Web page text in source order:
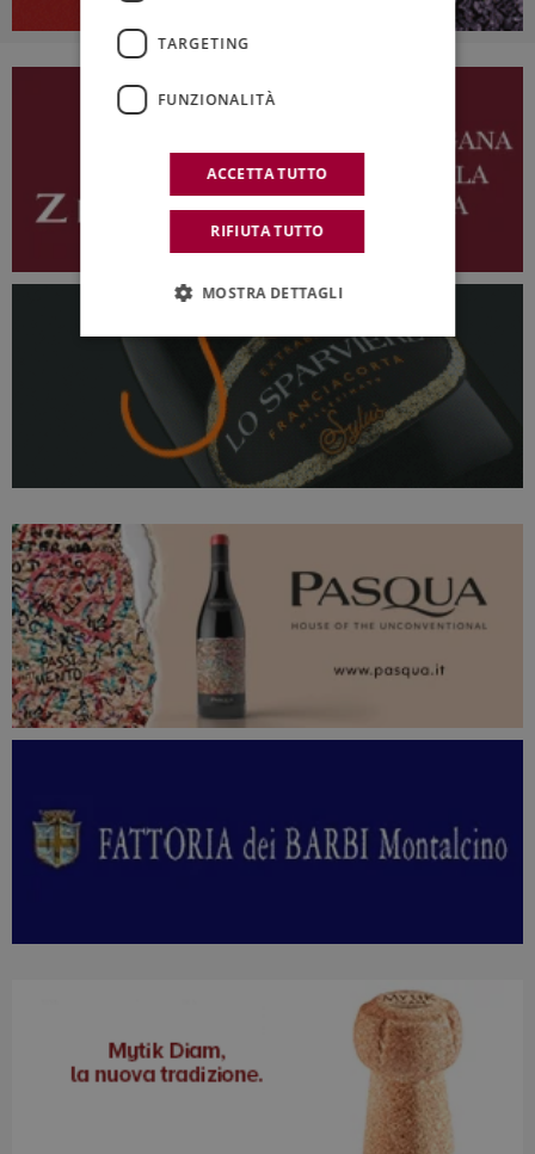
TARGETING
FUNZIONALITÀ
ACCETTA TUTTO
RIFIUTA TUTTO
MOSTRA DETTAGLI